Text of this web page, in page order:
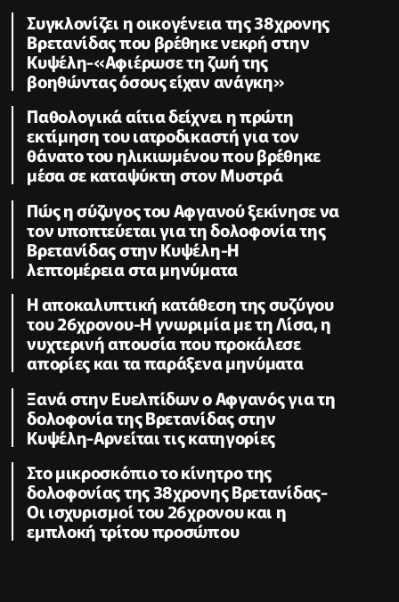
Συγκλονίζει η οικογένεια της 38χρονης
Βρετανίδας που βρέθηκε νεκρή στην
Κυψέλη-«Αφιέρωσε τη ζωή της
βοηθώντας όσους είχαν ανάγκη»
Παθολογικά αίτια δείχνει η πρώτη
εκτίμηση του ιατροδικαστή για τον
θάνατο του ηλικιωμένου που βρέθηκε
μέσα σε καταψύκτη στον Μυστρά
Πώς η σύζυγος του Αφγανού ξεκίνησε να
τον υποπτεύεται για τη δολοφονία της
Βρετανίδας στην Κυψέλη-Η
λεπτομέρεια στα μηνύματα
Η αποκαλυπτική κατάθεση της συζύγου
του 26χρονου-Η γνωριμία με τη Λίσα, η
νυχτερινή απουσία που προκάλεσε
απορίες και τα παράξενα μηνύματα
Ξανά στην Ευελπίδων ο Αφγανός για τη
δολοφονία της Βρετανίδας στην
Κυψέλη-Αρνείται τις κατηγορίες
Στο μικροσκόπιο το κίνητρο της
δολοφονίας της 38χρονης Βρετανίδας-
Οι ισχυρισμοί του 26χρονου και η
εμπλοκή τρίτου προσώπου